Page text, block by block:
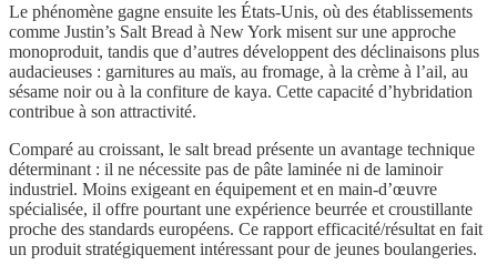
Le phénomène gagne ensuite les États-Unis, où des établissements
comme Justin’s Salt Bread à New York misent sur une approche
monoproduit, tandis que d’autres développent des déclinaisons plus
audacieuses : garnitures au maïs, au fromage, à la crème à l’ail, au
sésame noir ou à la confiture de kaya. Cette capacité d’hybridation
contribue à son attractivité.
Comparé au croissant, le salt bread présente un avantage technique
déterminant : il ne nécessite pas de pâte laminée ni de laminoir
industriel. Moins exigeant en équipement et en main-d’œuvre
spécialisée, il offre pourtant une expérience beurrée et croustillante
proche des standards européens. Ce rapport efficacité/résultat en fait
un produit stratégiquement intéressant pour de jeunes boulangeries.